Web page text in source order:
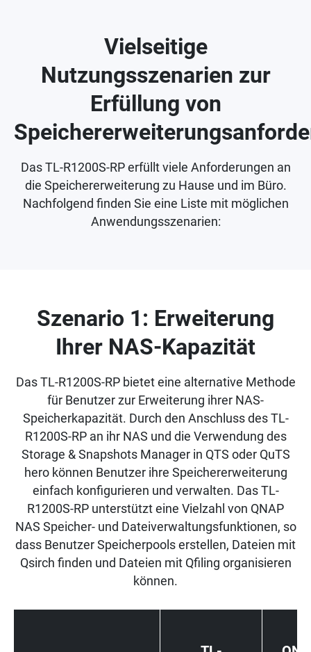
Vielseitige
Nutzungsszenarien zur
Erfüllung von
Das TL-R1200S-RP erfüllt viele Anforderungen an
die Speichererweiterung zu Hause und im Büro.
Nachfolgend finden Sie eine Liste mit möglichen
Anwendungsszenarien:
Szenario 1: Erweiterung
Ihrer NAS-Kapazität
Das TL-R1200S-RP bietet eine alternative Methode
für Benutzer zur Erweiterung ihrer NAS-
Speicherkapazität. Durch den Anschluss des TL-
R1200S-RP an ihr NAS und die Verwendung des
Storage & Snapshots Manager in QTS oder QuTS
hero können Benutzer ihre Speichererweiterung
einfach konfigurieren und verwalten. Das TL-
R1200S-RP unterstützt eine Vielzahl von QNAP
NAS Speicher- und Dateiverwaltungsfunktionen, so
dass Benutzer Speicherpools erstellen, Dateien mit
Qsirch finden und Dateien mit Qfiling organisieren
können.